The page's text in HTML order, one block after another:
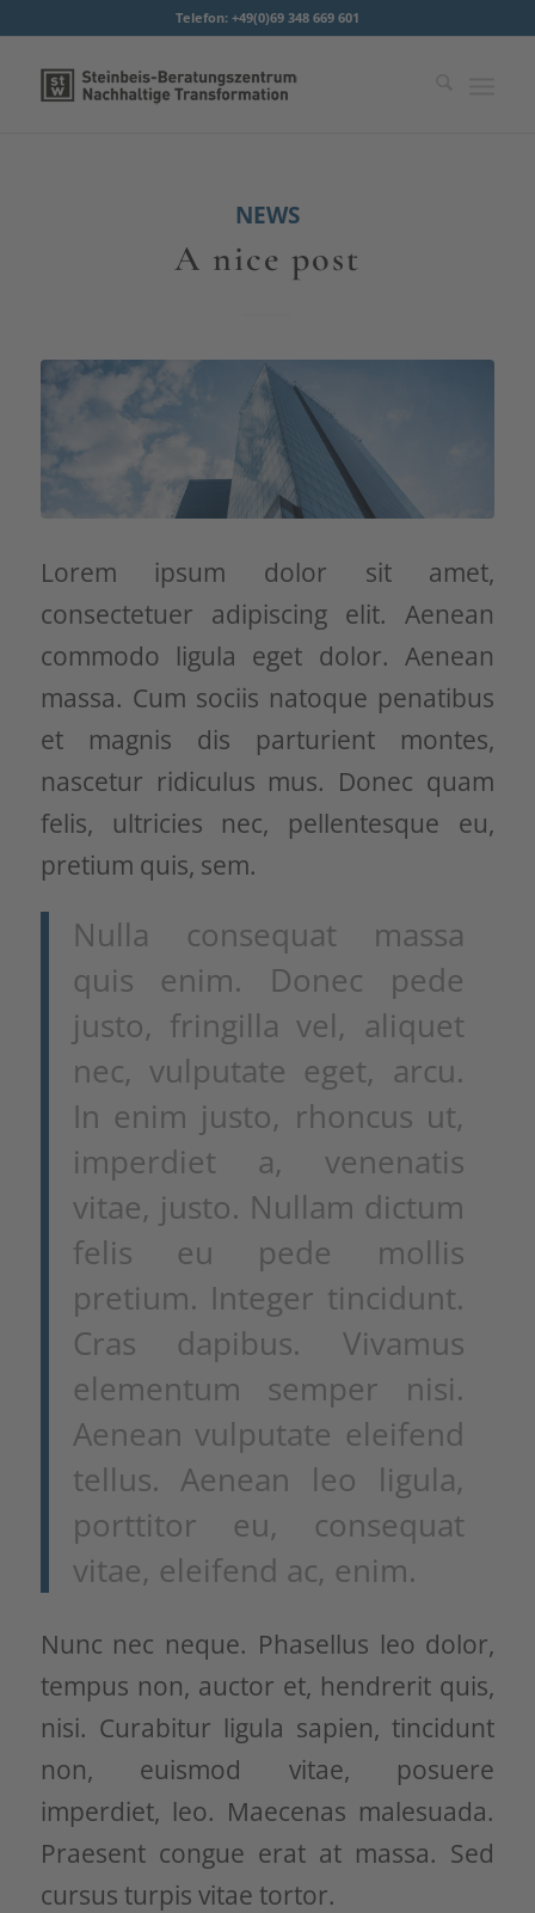
Telefon: +49(0)69 348 669 601
NEWS
A nice post
Lorem ipsum dolor sit amet,
consectetuer adipiscing elit. Aenean
commodo ligula eget dolor. Aenean
massa. Cum sociis natoque penatibus
et magnis dis parturient montes,
nascetur ridiculus mus. Donec quam
felis, ultricies nec, pellentesque eu,
pretium quis, sem.
Nulla consequat massa
quis enim. Donec pede
justo, fringilla vel, aliquet
nec, vulputate eget, arcu.
In enim justo, rhoncus ut,
imperdiet a, venenatis
vitae, justo. Nullam dictum
felis eu pede mollis
pretium. Integer tincidunt.
Cras dapibus. Vivamus
elementum semper nisi.
Aenean vulputate eleifend
tellus. Aenean leo ligula,
porttitor eu, consequat
vitae, eleifend ac, enim.
Nunc nec neque. Phasellus leo dolor,
tempus non, auctor et, hendrerit quis,
nisi. Curabitur ligula sapien, tincidunt
non, euismod vitae, posuere
imperdiet, leo. Maecenas malesuada.
Praesent congue erat at massa. Sed
cursus turpis vitae tortor.